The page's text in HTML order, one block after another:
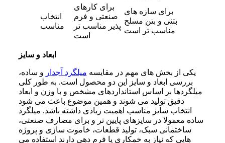
انتخاب
مناسب
برای کارهای
صنعتی و فرم
پذیر مناسب تر
است
برای سازه های
بتنی و بتن مسلح
مناسب تر است
ابعاد و سایز
یکی از بخش های مهم در مقایسه میلگرد آجدار و ساده،
بررسی ابعاد و سایز این دو محصول است. به طور کلی
میلگردها بر اساس استانداردهای مشخص و با وزن و ابعاد
دقیق تولید می شوند و همین موضوع باعث می شود
انتخاب سایز مناسب اهمیت زیادی داشته باشد. میلگرد
ساده معمولا در سایزهای پایین تر و برای مصارف صنعتی،
ساختمانی سبک، تولید قطعات، خاموت سازی و پروژه
هایی که نیاز به خمکاری یا فرم دهی دارند استفاده می